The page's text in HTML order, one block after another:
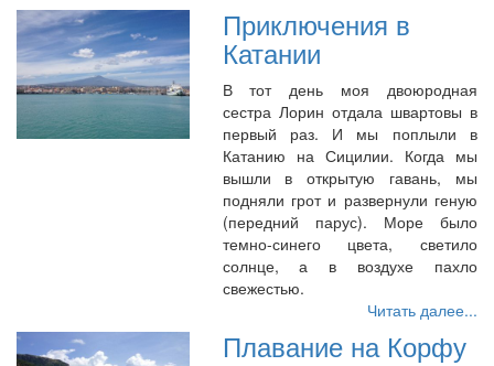
Приключения в
Катании
В тот день моя двоюродная
сестра Лорин отдала швартовы в
первый раз. И мы поплыли в
Катанию на Сицилии. Когда мы
вышли в открытую гавань, мы
подняли грот и развернули геную
(передний парус). Море было
темно-синего цвета, светило
солнце, а в воздухе пахло
свежестью.
Читать далее...
Плавание на Корфу